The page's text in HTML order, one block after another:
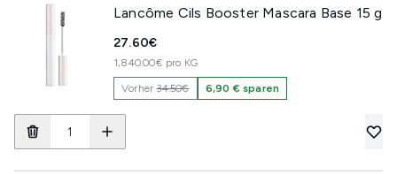
Lancôme Cils Booster Mascara Base 15 g
27.60€
1,840.00€ pro KG
Vorher34.50€ 6,90 € sparen